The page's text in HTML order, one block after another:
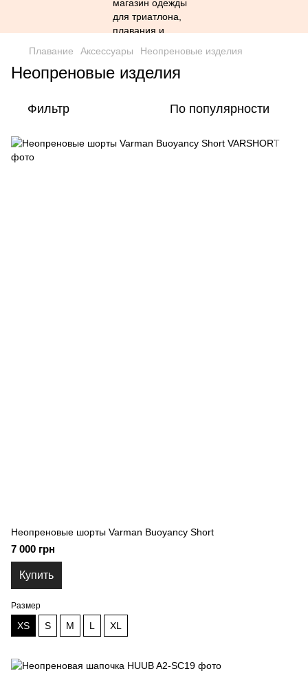
Плавание Аксессуары Неопреновые изделия
Неопреновые изделия
Фильтр По популярности
Неопреновые шорты Varman Buoyancy Short
7 000 грн
Купить
Размер
XS S M L XL